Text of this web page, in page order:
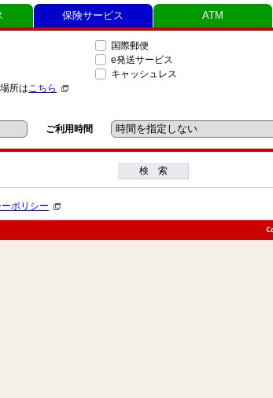
所はこちら
国際郵便
e発送サービス
キャッシュレス
ご利用時間
保険サービス ATM
検 索
ポリシー